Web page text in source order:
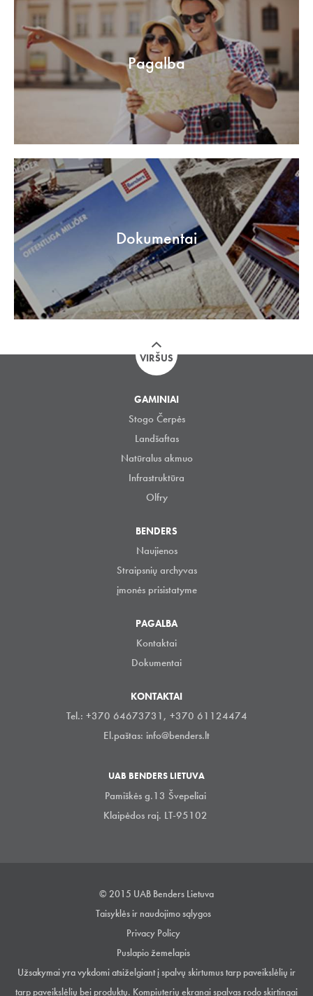
Pagalba
Dokumentai
VIRŠUS
GAMINIAI
Stogo Čerpės
Landšaftas
Natūralus akmuo
Infrastruktūra
Olfry
BENDERS
Naujienos
Straipsnių archyvas
įmonės prisistatyme
PAGALBA
Kontaktai
Dokumentai
KONTAKTAI
Tel.: +370 64673731, +370 61124474
El.paštas: info@benders.lt
UAB BENDERS LIETUVA
Pamiškės g.13 Švepeliai
Klaipėdos raj. LT-95102
© 2015 UAB Benders Lietuva
Taisyklės ir naudojimo sąlygos
Privacy Policy
Puslapio žemelapis
Užsakymai yra vykdomi atsiželgiant į spalvų skirtumus tarp paveikslėlių ir
tarp paveikslėlių bei produktų. Kompiuterių ekranai spalvas rodo skirtingai